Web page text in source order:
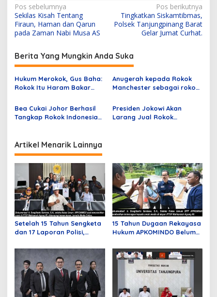
N
a
v
i
g
a
s
i
p
s
Pos sebelumnya
Sekilas Kisah Tentang
Firaun, Haman dan Qarun
pada Zaman Nabi Musa AS
Pos berikutnya
Tingkatkan Siskamtibmas,
Polsek Tanjungpinang Barat
Gelar Jumat Curhat.
Berita Yang Mungkin Anda Suka
Hukum Merokok, Gus Baha:
Rokok Itu Haram Bakar
Anugerah kepada Rokok
Manchester sebagai rokok
Tahun 2022
Bea Cukai Johor Berhasil
Tangkap Rokok Indonesia
Presiden Jokowi Akan
Larang Jual Rokok
Artikel Menarik Lainnya
Setelah 15 Tahun Sengketa
dan 17 Laporan Polisi,
Kepastian Administrasi
Perkara Kasasi Nomor 431
K/TUN/2026
15 Tahun Dugaan Rekayasa
Hukum APKOMINDO Belum
Nomor 431 Diterima MA
pada Mei Lalu